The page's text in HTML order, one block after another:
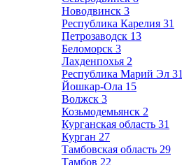
Новодвинск 3
Республика Карелия 31
Петрозаводск 13
Беломорск 3
Лахденпохья 2
Республика Марий Эл 31
Йошкар-Ола 15
Волжск 3
Козьмодемьянск 2
Курганская область 31
Курган 27
Тамбовская область 29
Тамбов 22